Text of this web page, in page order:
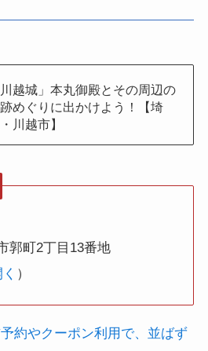
川越城」本丸御殿とその周辺の
めぐりに出かけよう！【埼
川越市】
郭町2丁目13番地
）
約やクーポン利用で、並ばず